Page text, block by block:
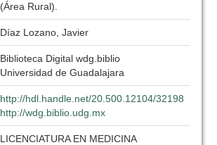
(Área Rural).
Díaz Lozano, Javier
Biblioteca Digital wdg.biblio
Universidad de Guadalajara
http://hdl.handle.net/20.500.12104/32198
http://wdg.biblio.udg.mx
LICENCIATURA EN MEDICINA